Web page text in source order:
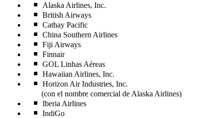
Alaska Airlines, Inc.
British Airways
Cathay Pacific
China Southern Airlines
Fiji Airways
Finnair
GOL Linhas Aéreas
Hawaiian Airlines, Inc.
Horizon Air Industries, Inc.
(con el nombre comercial de Alaska Airlines)
Iberia Airlines
IndiGo